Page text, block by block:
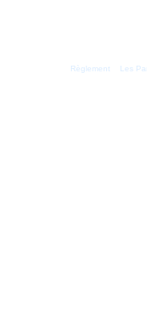
Règlement Les